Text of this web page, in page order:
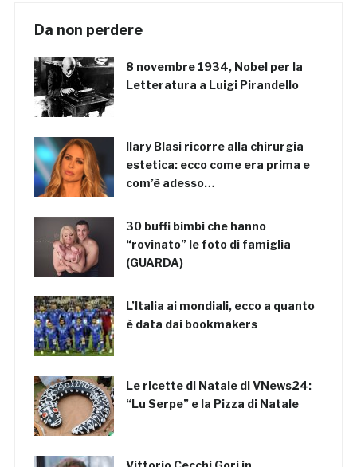
Da non perdere
8 novembre 1934, Nobel per la
Letteratura a Luigi Pirandello
Ilary Blasi ricorre alla chirurgia
estetica: ecco come era prima e
com’è adesso…
30 buffi bimbi che hanno
“rovinato” le foto di famiglia
(GUARDA)
L’Italia ai mondiali, ecco a quanto
è data dai bookmakers
Le ricette di Natale di VNews24:
“Lu Serpe” e la Pizza di Natale